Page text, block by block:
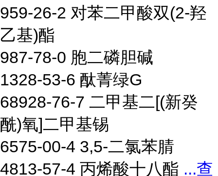
959-26-2 对苯二甲酸双(2-羟
乙基)酯
987-78-0 胞二磷胆碱
1328-53-6 酞菁绿G
68928-76-7 二甲基二[(新癸
酰)氧]二甲基锡
6575-00-4 3,5-二氯苯腈
4813-57-4 丙烯酸十八酯 ...查